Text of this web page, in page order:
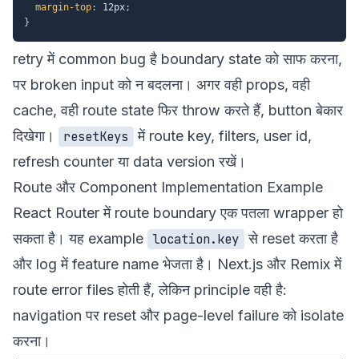
margin-top: 12px;
}
retry में common bug है boundary state को साफ करना,
पर broken input को न बदलना। अगर वही props, वही
cache, वही route state फिर throw करते हैं, button बेकार
दिखेगा।
resetKeys में route key, filters, user id,
refresh counter या data version रखें।
Route और Component Implementation Example
React Router में route boundary एक पतला wrapper हो
सकता है। यह example location.key से reset करता है
और log में feature name भेजता है। Next.js और Remix में
route error files होती हैं, लेकिन principle वही है:
navigation पर reset और page-level failure को isolate
करना।